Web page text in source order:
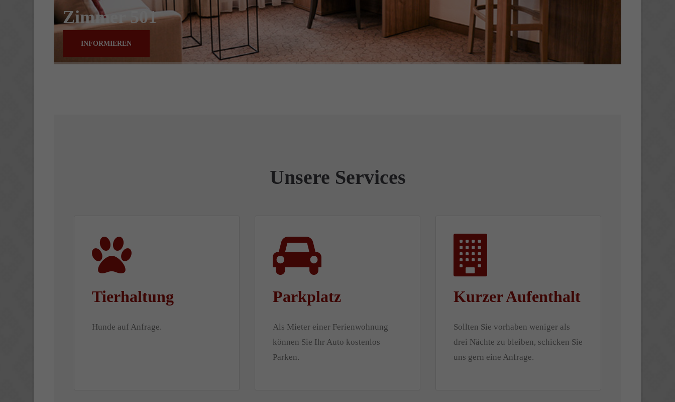
Zimmer 501
INFORMIEREN
Unsere Services
Tierhaltung
Hunde auf Anfrage.
Parkplatz
Als Mieter einer Ferienwohnung
können Sie Ihr Auto kostenlos
Parken.
Kurzer Aufenthalt
Sollten Sie vorhaben weniger als
drei Nächte zu bleiben, schicken Sie
uns gern eine Anfrage.